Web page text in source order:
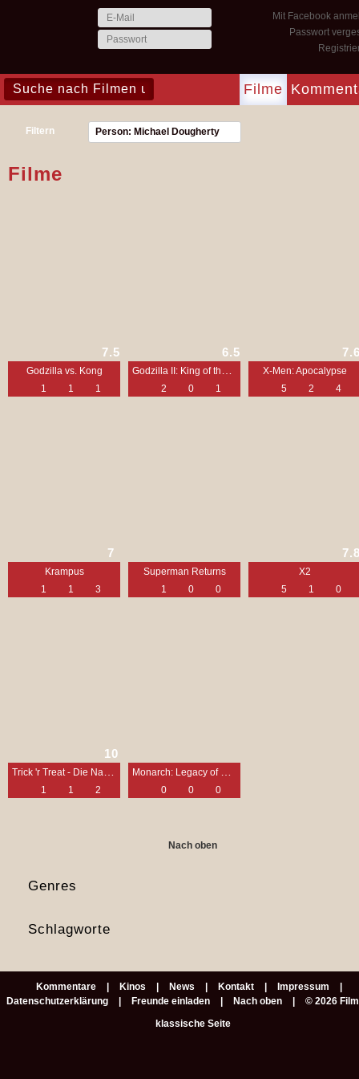
Mit Facebook
Passwort
Filme
Filtern Person: Michael Dougherty
Filme
Godzilla vs. Kong
7.5
1 1 1
6.5
2 0 1
X-Men: Apocalypse
5 2 4
Krampus
7
1 1 3
Superman Returns
1
0 0
X2
5 1 0
10
1 1 2 0 0 0
Nach oben
Genres
Schlagworte
Kommentare Kinos News Kontakt
Impressum
Datenschutzerklärung
Freunde einladen Nach oben
© 2026
klassische Seite